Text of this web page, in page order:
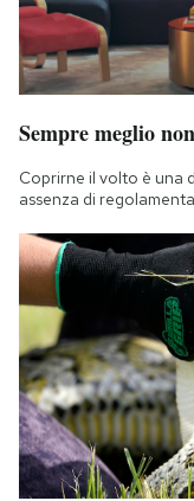
Sempre meglio
Coprirne il volto è una
assenza di